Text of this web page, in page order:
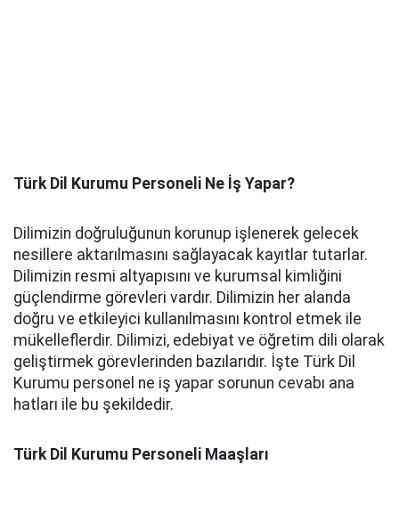
Türk Dil Kurumu Personeli Ne İş Yapar?
Dilimizin doğruluğunun korunup işlenerek gelecek
nesillere aktarılmasını sağlayacak kayıtlar tutarlar.
Dilimizin resmi altyapısını ve kurumsal kimliğini
güçlendirme görevleri vardır. Dilimizin her alanda
doğru ve etkileyici kullanılmasını kontrol etmek ile
mükelleflerdir. Dilimizi, edebiyat ve öğretim dili olarak
geliştirmek görevlerinden bazılarıdır. İşte Türk Dil
Kurumu personel ne iş yapar sorunun cevabı ana
hatları ile bu şekildedir.
Türk Dil Kurumu Personeli Maaşları